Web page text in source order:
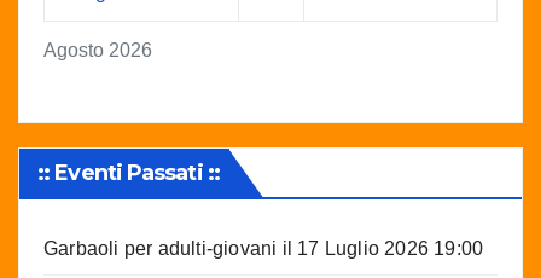
Agosto 2026
:: Eventi Passati ::
Garbaoli per adulti-giovani il 17 Luglio 2026 19:00